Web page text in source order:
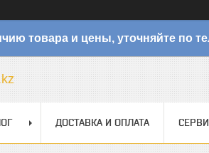
товара и цены, уточняйте по
ДОСТАВКА И ОПЛАТА